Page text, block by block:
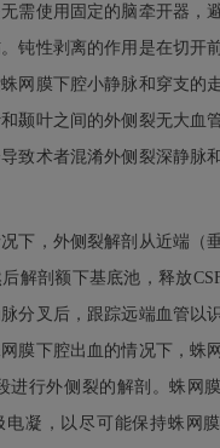
需使用固定的脑牵开器，
钝性剥离的作用是在切开
网膜下腔小静脉和穿支的
颞叶之间的外侧裂无大血
致术者混淆外侧裂深静脉
下，外侧裂解剖从近端（
后解剖额下基底池，释放
分叉后，跟踪远端血管以
膜下腔出血的情况下，蛛
进行外侧裂的解剖。蛛网
电凝，以尽可能保持蛛网